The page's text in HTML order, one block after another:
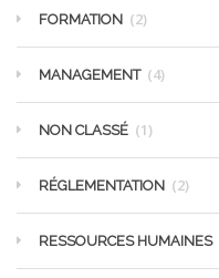
FORMATION (2)
MANAGEMENT (4)
NON CLASSÉ (1)
RÉGLEMENTATION (2)
RESSOURCES HUMAINES